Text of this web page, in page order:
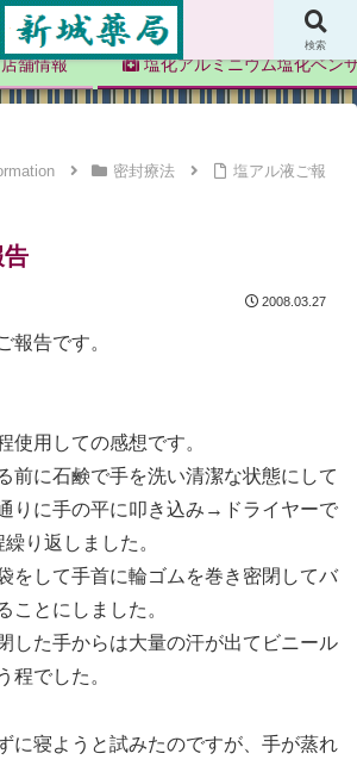
新城薬局
舗情報 塩化アルミニウム塩化ベン
密封療法
塩アル液ご報
告
2008.03.27
報告です。
使用しての感想です。
前に石鹸で手を洗い清潔な状態にして
りに手の平に叩き込み→ドライヤーで
り返しました。
をして手首に輪ゴムを巻き密閉してバ
ことにしました。
した手からは大量の汗が出てビニール
程でした。
に寝ようと試みたのですが、手が蒸れ
検索